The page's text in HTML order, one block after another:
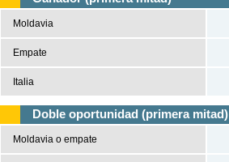
Moldavia
Empate
Italia
Doble oportunidad (primera mitad)
Moldavia o empate